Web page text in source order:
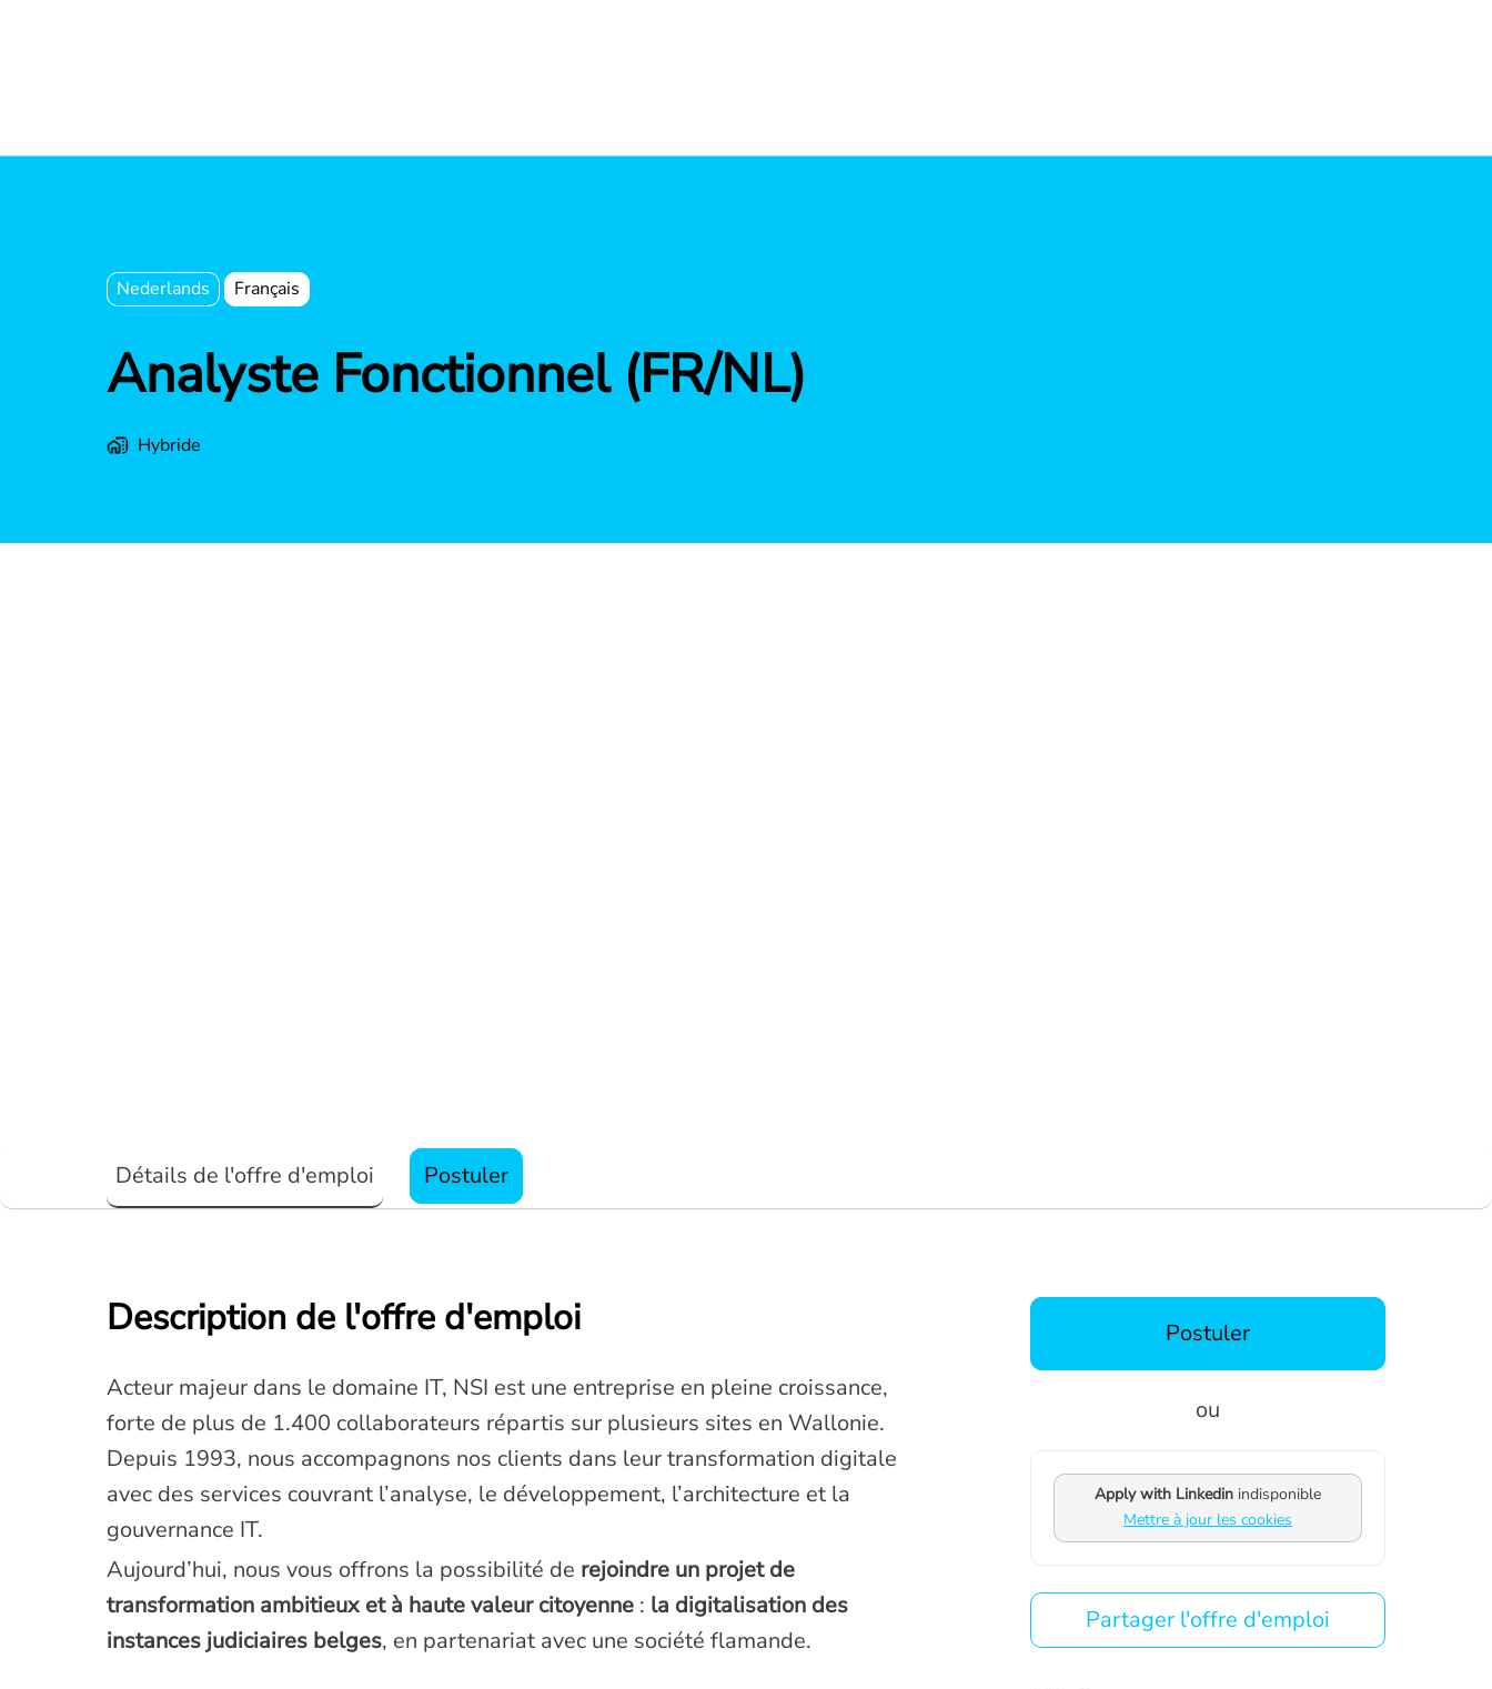
Nederlands Français
Analyste Fonctionnel (FR/NL)
Hybride
Détails de l'offre d'emploi Postuler
Description de l'offre d'emploi
Acteur majeur dans le domaine IT, NSI est une entreprise en pleine croissance,
forte de plus de 1.400 collaborateurs répartis sur plusieurs sites en Wallonie.
Depuis 1993, nous accompagnons nos clients dans leur transformation digitale
avec des services couvrant l’analyse, le développement, l’architecture et la
gouvernance IT.
Aujourd’hui, nous vous offrons la possibilité de rejoindre un projet de
transformation ambitieux et à haute valeur citoyenne : la digitalisation des
instances judiciaires belges, en partenariat avec une société flamande.
Postuler
ou
Apply with Linkedin indisponible
Mettre à jour les cookies
Partager l'offre d'emploi